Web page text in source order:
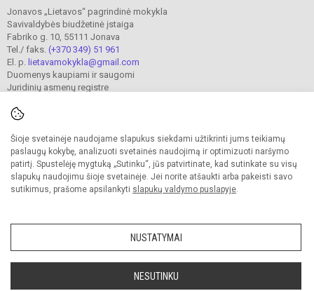
Šioje svetainėje naudojame slapukus siekdami užtikrinti jums teikiamų
paslaugų kokybę, analizuoti svetainės naudojimą ir optimizuoti naršymo
patirtį. Spustelėję mygtuką „Sutinku“, jūs patvirtinate, kad sutinkate su visų
slapukų naudojimu šioje svetainėje. Jei norite atšaukti arba pakeisti savo
sutikimus, prašome apsilankyti slapukų valdymo puslapyje.
NUSTATYMAI
NESUTINKU
Jonavos „Lietavos“ pagrindinė mokykla
Savivaldybės biudžetinė įstaiga
Fabriko g. 10, 55111 Jonava
Tel./ faks. (+370 349) 51 961
El. p. lietavamokykla@gmail.com
Duomenys kaupiami ir saugomi
Juridinių asmenų registre
© 2023. Jonavos Lietavos pagrindinė mokykla. Visos teisės saugomos.
Kopijuoti turinį be raštiško įstaigos administracijos sutikimo griežtai draudžiama.
Prieinamumo paraiška Slapukų valdymas
svetainę